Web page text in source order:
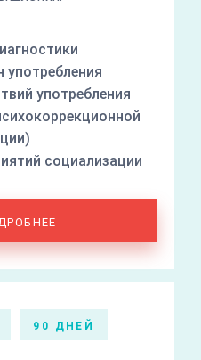
употребления
употребления
социализации
90 ДНЕЙ